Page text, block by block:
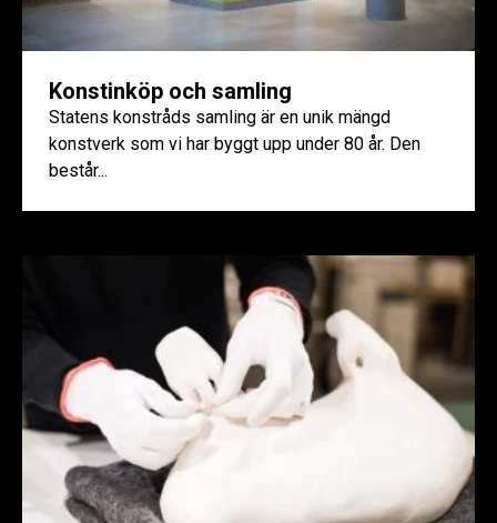
Konstinköp och samling
Statens konstråds samling är en unik mängd
konstverk som vi har byggt upp under 80 år. Den
består...